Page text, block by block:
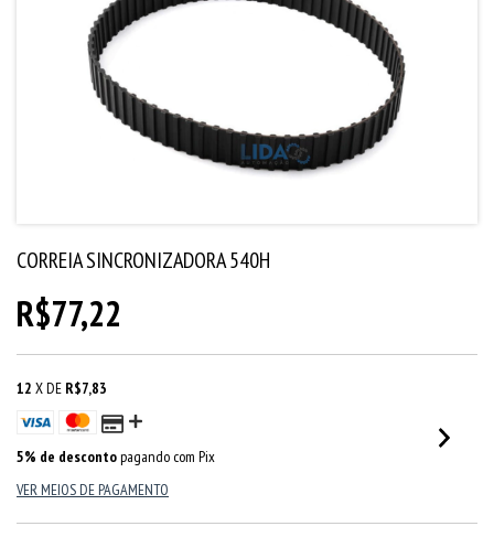
CORREIA SINCRONIZADORA 540H
R$77,22
12 X DE R$7,83
5% de descontopagando com Pix
VER MEIOS DE PAGAMENTO